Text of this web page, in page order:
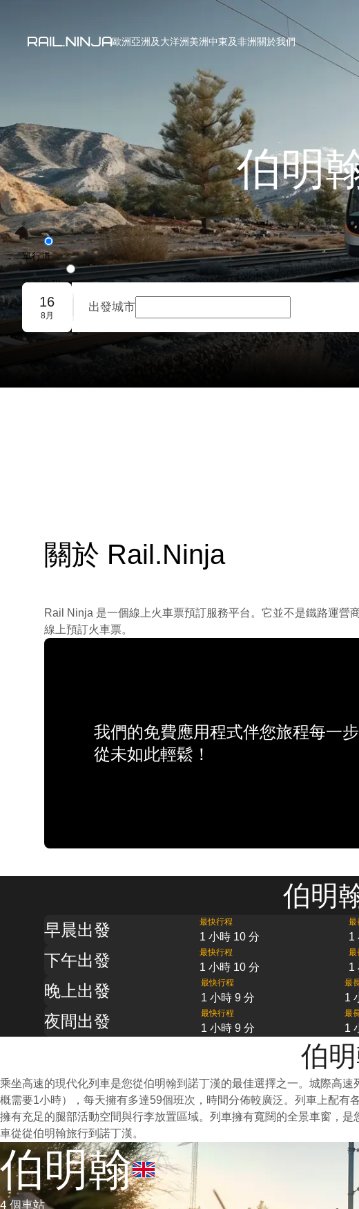
歐洲亞洲及大洋洲美洲中東及非洲關於我們
伯明
單行道
往返旅程
團體預訂
16
8月
出發城市
關於 Rail.Ninja
Rail Ninja 是一個線上火車票預訂服務平台。它並不是鐵路運營
線上預訂火車票。
我們的免費應用程式伴您旅程每一
從未如此輕鬆！
伯明
早晨出發 最快行程
1 小時 10 分
最
1
下午出發 最快行程
1 小時 10 分
最
1
晚上出發 最快行程
1 小時 9 分
最
1
夜間出發 最快行程
1 小時 9 分
最
1
伯
乘坐高速的現代化列車是您從伯明翰到諾丁漢的最佳選擇之一。城際高
概需要1小時），每天擁有多達59個班次，時間分佈較廣泛。列車上配
擁有充足的腿部活動空間與行李放置區域。列車擁有寬闊的全景車窗，
車從從伯明翰旅行到諾丁漢。
伯明翰
4 個車站